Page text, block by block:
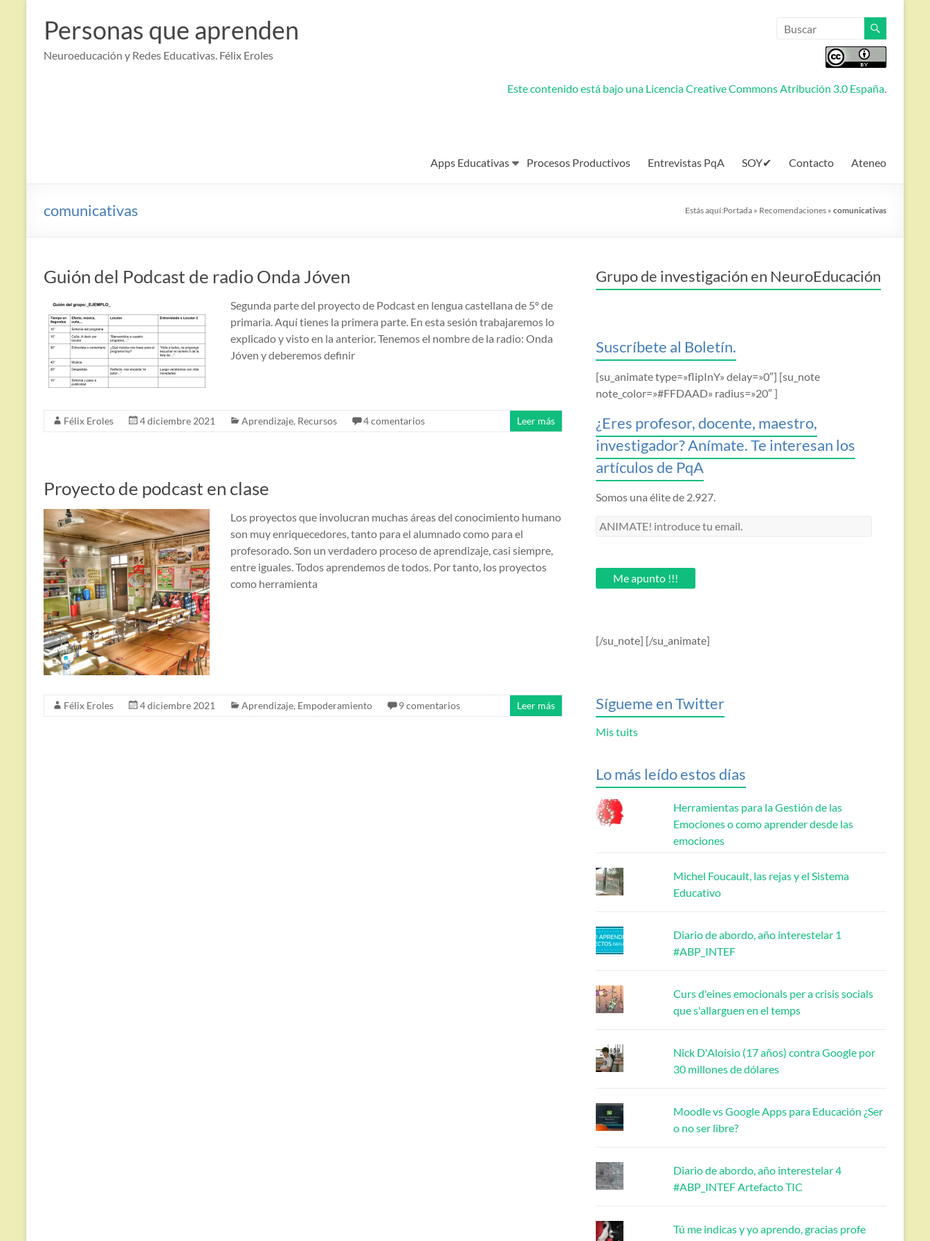
contenido
Personas que aprenden
Neuroeducación y Redes Educativas. Félix Eroles
Este contenido está bajo una Licencia Creative Commons Atribución 3.0 España.
Apps Educativas Procesos Productivos Entrevistas PqA SOY✔ Contacto Ateneo
comunicativas Estás aquí:Portada » Recomendaciones » comunicativas
Guión del Podcast de radio Onda Jóven
Segunda parte del proyecto de Podcast en lengua castellana de 5º de
primaria. Aquí tienes la primera parte. En esta sesión trabajaremos lo
explicado y visto en la anterior. Tenemos el nombre de la radio: Onda
Jóven y deberemos definir
Félix Eroles 4 diciembre 2021 Aprendizaje, Recursos 4 comentarios Leer más
Proyecto de podcast en clase
Los proyectos que involucran muchas áreas del conocimiento humano
son muy enriquecedores, tanto para el alumnado como para el
profesorado. Son un verdadero proceso de aprendizaje, casi siempre,
entre iguales. Todos aprendemos de todos. Por tanto, los proyectos
como herramienta
Félix Eroles 4 diciembre 2021 Aprendizaje, Empoderamiento 9 comentarios Leer más
Grupo de investigación en NeuroEducación
Suscríbete al Boletín.
[su_animate type=»flipInY» delay=»0″] [su_note
note_color=»#FFDAAD» radius=»20″ ]
¿Eres profesor, docente, maestro,
investigador? Anímate. Te interesan los
artículos de PqA
Somos una élite de 2.927.
ANIMATE!
email.Me apunto !!!
[/su_note] [/su_animate]
Sígueme en Twitter
Mis tuits
Lo más leído estos días
Herramientas para la Gestión de las
Emociones o como aprender desde las
emociones
Michel Foucault, las rejas y el Sistema
Educativo
Diario de abordo, año interestelar 1
#ABP_INTEF
Curs d'eines emocionals per a crisis socials
que s'allarguen en el temps
Nick D'Aloisio (17 años) contra Google por
30 millones de dólares
Moodle vs Google Apps para Educación ¿Ser
o no ser libre?
Diario de abordo, año interestelar 4
#ABP_INTEF Artefacto TIC
Tú me indicas y yo aprendo, gracias profe